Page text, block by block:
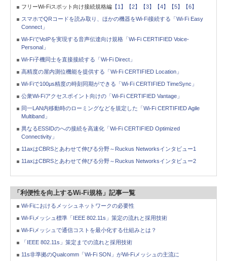
フリーWi-Fiスポット向け接続規格編【1】 【2】 【3】 【4】 【5】
【6】
スマホでQRコードを読み取り、ほかの機器をWi-Fi接続する「Wi-Fi Easy
Connect」
Wi-FiでVoIPを実現する音声伝達向け規格「Wi-Fi CERTIFIED Voice-
Personal」
Wi-Fi子機同士を直接接続する「Wi-Fi Direct」
高精度の屋内測位機能を提供する「Wi-Fi CERTIFIED Location」
Wi-Fiで100μs精度の時刻同期ができる「Wi-Fi CERTIFIED TimeSync」
公衆Wi-Fiアクセスポイント向けの「Wi-Fi CERTIFIED Vantage」
同一LAN内移動時のローミングなどを規定した「Wi-Fi CERTIFIED Agile
Multiband」
異なるESSIDのへの接続を高速化「Wi-Fi CERTIFIED Optimized
Connectivity」
11axはCBRSとあわせて伸びる分野～Ruckus Networksインタビュー1
11axはCBRSとあわせて伸びる分野～Ruckus Networksインタビュー2
「利便性を向上するWi-Fi規格」記事一覧
Wi-Fiにおけるメッシュネットワークの必要性
Wi-Fiメッシュ標準「IEEE 802.11s」策定の流れと採用技術
Wi-Fiメッシュで通信コストを最小化する仕組みとは？
「IEEE 802.11s」策定までの流れと採用技術
11s非準拠のQualcomm「Wi-Fi SON」がWi-Fiメッシュの主流に